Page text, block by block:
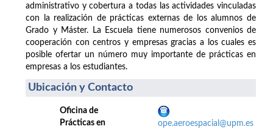
administrativo y cobertura a todas las actividades vinculadas
con la realización de prácticas externas de los alumnos de
Grado y Máster. La Escuela tiene numerosos convenios de
cooperación con centros y empresas gracias a los cuales es
posible ofertar un número muy importante de prácticas en
empresas a los estudiantes.
Ubicación y Contacto
Oficina de
Prácticas en
ope.aeroespacial@upm.es